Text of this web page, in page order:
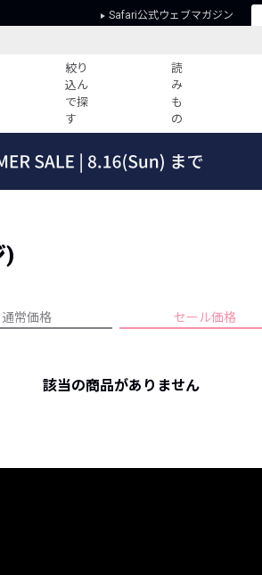
Safari公式ウェブマガジン
絞り
込ん
で探
す
読
み
も
の
ング
ンド
プライバシーポリシー
)
通常価格 セール価格
該当の商品がありません